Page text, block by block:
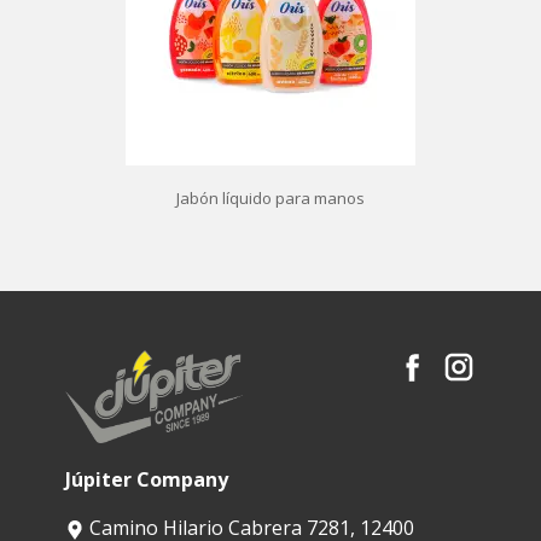
Jabón líquido para manos
Júpiter Company
Camino Hilario Cabrera 7281, 12400